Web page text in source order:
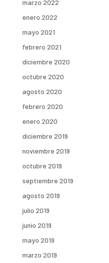
marzo 2022
enero 2022
mayo 2021
febrero 2021
diciembre 2020
octubre 2020
agosto 2020
febrero 2020
enero 2020
diciembre 2019
noviembre 2019
octubre 2019
septiembre 2019
agosto 2019
julio 2019
junio 2019
mayo 2019
marzo 2019